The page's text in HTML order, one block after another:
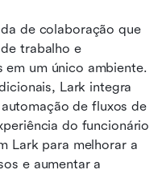
de colaboração que
trabalho e
um único ambiente.
Lark integra
de fluxos de
do funcionário
Lark para melhorar a
e aumentar a